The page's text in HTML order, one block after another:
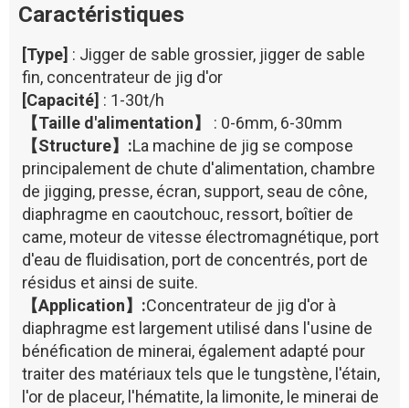
Caractéristiques
[Type] : Jigger de sable grossier, jigger de sable
fin, concentrateur de jig d'or
[Capacité] : 1-30t/h
【Taille d'alimentation】
: 0-6mm, 6-30mm
【Structure】:La machine de jig se compose
principalement de chute d'alimentation, chambre
de jigging, presse, écran, support, seau de cône,
diaphragme en caoutchouc, ressort, boîtier de
came, moteur de vitesse électromagnétique, port
d'eau de fluidisation, port de concentrés, port de
résidus et ainsi de suite.
【Application】:Concentrateur de jig d'or à
diaphragme est largement utilisé dans l'usine de
bénéfication de minerai, également adapté pour
traiter des matériaux tels que le tungstène, l'étain,
l'or de placeur, l'hématite, la limonite, le minerai de